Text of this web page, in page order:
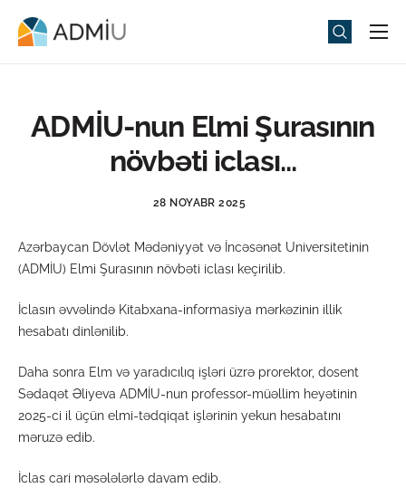
Universitet
Media
Universitet həyatı
eMağaza
ADMİU-nun Elmi Şurasının
növbəti iclası…
28 NOYABR 2025
Azərbaycan Dövlət Mədəniyyət və İncəsənət Universitetinin
(ADMİU) Elmi Şurasının növbəti iclası keçirilib.
İclasın əvvəlində Kitabxana-informasiya mərkəzinin illik
hesabatı dinlənilib.
Daha sonra Elm və yaradıcılıq işləri üzrə prorektor, dosent
Sədaqət Əliyeva ADMİU-nun professor-müəllim heyətinin
2025-ci il üçün elmi-tədqiqat işlərinin yekun hesabatını
məruzə edib.
İclas cari məsələlərlə davam edib.